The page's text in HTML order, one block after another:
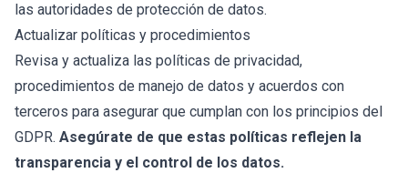
las autoridades de protección de datos.
Actualizar políticas y procedimientos
Revisa y actualiza las políticas de privacidad,
procedimientos de manejo de datos y acuerdos con
terceros para asegurar que cumplan con los principios del
GDPR. Asegúrate de que estas políticas reflejen la
transparencia y el control de los datos.